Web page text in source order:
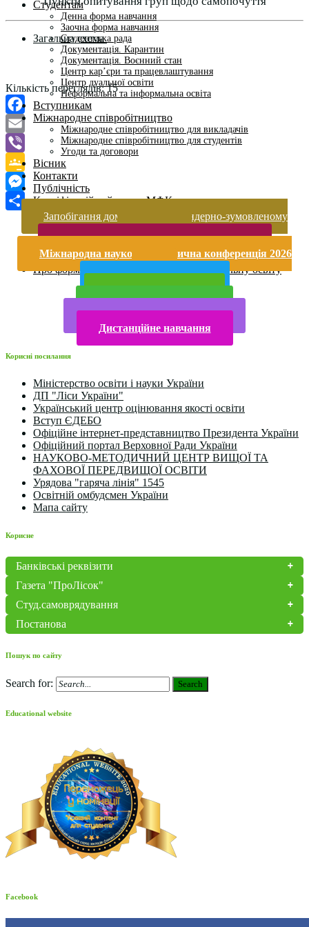
Студентам
Денна форма навчання
Заочна форма навчання
Студентська рада
Документація. Карантин
Документація. Воєнний стан
Центр кар’єри та працевлаштування
Центр дуальної освіти
Неформальна та інформальна освіта
Вступникам
Міжнародне співробітництво
Міжнародне співробітництво для викладачів
Міжнародне співробітництво для студентів
Угоди та договори
Вісник
Контакти
Публічність
Кваліфікаційний центр МФК
Нормативно-правова база
Форма заяви здобувача
Перелік професій
Майстри сервісних центрів
Про формальну, неформальну та інформальну освіту
Загальна схема
Кількість переглядів: 15
Facebook
Email
Viber
Google
Classroom
Messenger
ПоділитисяЗапобігання домашньому та гендерно-зумовленому
Міжнародна науково-практична конференція 2026
Дистанційне навчання
Корисні посилання
Міністерство освіти і науки України
ДП "Ліси України"
Український центр оцінювання якості освіти
Вступ ЄДЕБО
Офіційне інтернет-представництво Президента України
Офіційний портал Верховної Ради України
НАУКОВО-МЕТОДИЧНИЙ ЦЕНТР ВИЩОЇ ТА
ФАХОВОЇ ПЕРЕДВИЩОЇ ОСВІТИ
Урядова "гаряча лінія" 1545
Освітній омбудсмен України
Мапа сайту
Корисне
Банківські реквізити
Газета "ПроЛісок"
Студ.самоврядування
Постанова
Пошук по сайту
Search for: Search
Educational website
Facebook